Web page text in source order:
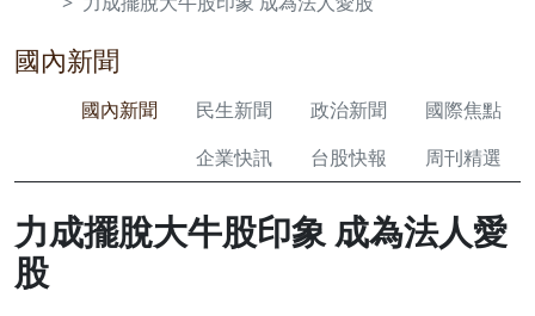
國內新聞
國內新聞 民生新聞 政治新聞
國際焦點
企業快訊
台股快報 周刊精選
力成擺脫大牛股印象 成為法人愛
股